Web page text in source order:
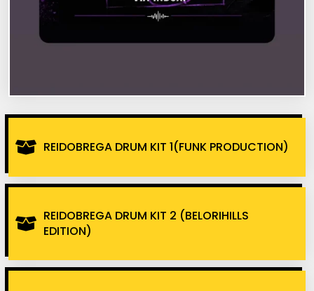
REIDOBREGA DRUM KIT 1(FUNK PRODUCTION)
REIDOBREGA DRUM KIT 2 (BELORIHILLS
EDITION)